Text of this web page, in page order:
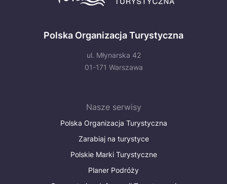
Polska Organizacja Turystyczna
ul. Młynarska 42
01-171 Warszawa
Nasze serwisy
Polska Organizacja Turystyczna
Zarabiaj na turystyce
Polskie Marki Turystyczne
Planer Podróży